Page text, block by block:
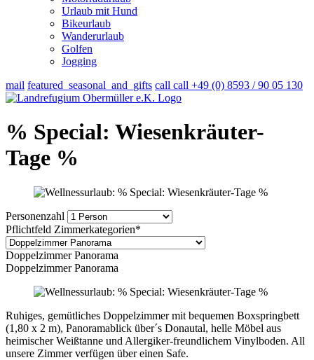
Urlaub mit Hund
Bikeurlaub
Wanderurlaub
Golfen
Jogging
mail featured_seasonal_and_gifts call call +49 (0) 8593 / 90 05 130
% Special: Wiesenkräuter-
Tage %
Personenzahl
Pflichtfeld Zimmerkategorien*
Doppelzimmer Panorama
Doppelzimmer Panorama
Ruhiges, gemütliches Doppelzimmer mit bequemen Boxspringbett
(1,80 x 2 m), Panoramablick über´s Donautal, helle Möbel aus
heimischer Weißtanne und Allergiker-freundlichem Vinylboden. All
unsere Zimmer verfügen über einen Safe.